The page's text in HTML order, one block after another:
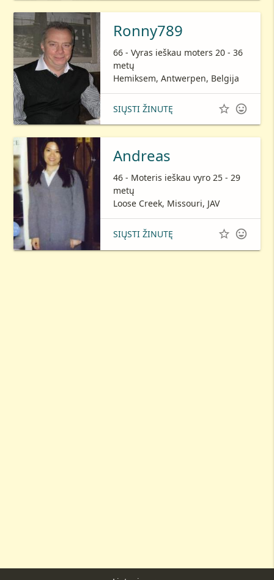
Ronny789
66 - Vyras ieškau moters 20 - 36
metų
Hemiksem, Antwerpen, Belgija
SIŲSTI ŽINUTĘ  
Andreas
46 - Moteris ieškau vyro 25 - 29
metų
Loose Creek, Missouri, JAV
SIŲSTI ŽINUTĘ  